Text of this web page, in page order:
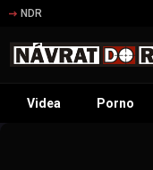
NDR
Videa Porno